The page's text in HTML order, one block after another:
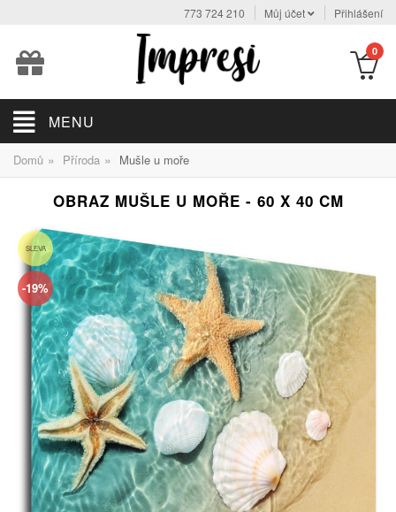
773 724 210 Můj účet Přihlášení
0
MENU
Domů » Příroda » Mušle u moře
OBRAZ MUŠLE U MOŘE - 60 X 40 CM
SLEVA
-19%